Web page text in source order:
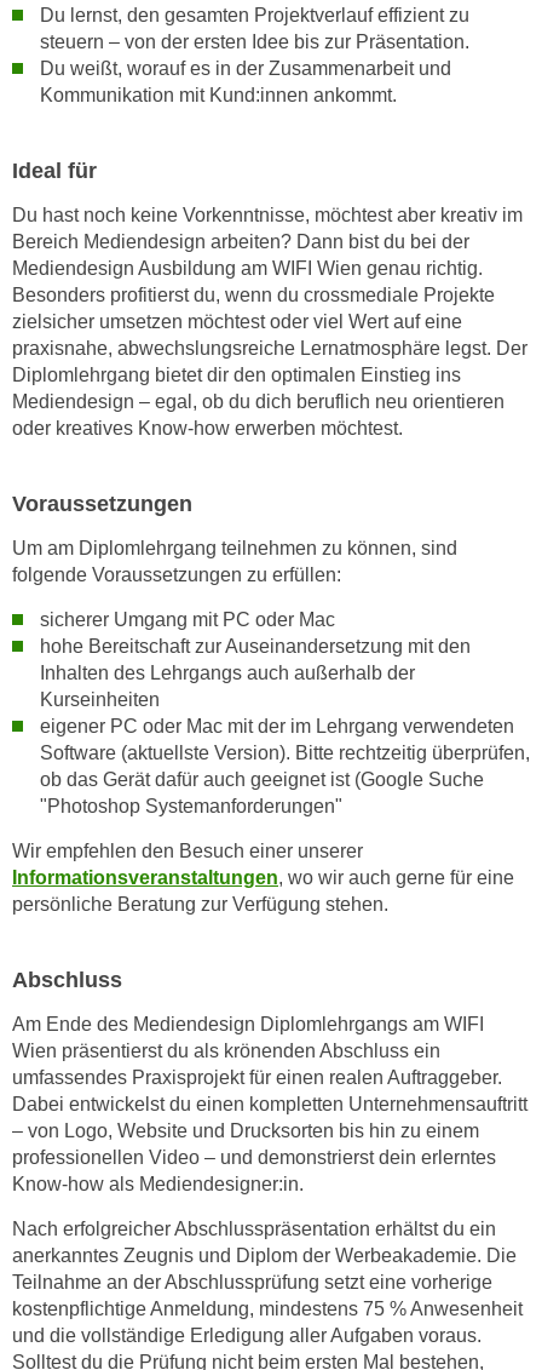
Du lernst, den gesamten Projektverlauf effizient zu
steuern – von der ersten Idee bis zur Präsentation.
Du weißt, worauf es in der Zusammenarbeit und
Kommunikation mit Kund:innen ankommt.
Ideal für
Du hast noch keine Vorkenntnisse, möchtest aber kreativ im
Bereich Mediendesign arbeiten? Dann bist du bei der
Mediendesign Ausbildung am WIFI Wien genau richtig.
Besonders profitierst du, wenn du crossmediale Projekte
zielsicher umsetzen möchtest oder viel Wert auf eine
praxisnahe, abwechslungsreiche Lernatmosphäre legst. Der
Diplomlehrgang bietet dir den optimalen Einstieg ins
Mediendesign – egal, ob du dich beruflich neu orientieren
oder kreatives Know-how erwerben möchtest.
Voraussetzungen
Um am Diplomlehrgang teilnehmen zu können, sind
folgende Voraussetzungen zu erfüllen:
sicherer Umgang mit PC oder Mac
hohe Bereitschaft zur Auseinandersetzung mit den
Inhalten des Lehrgangs auch außerhalb der
Kurseinheiten
eigener PC oder Mac mit der im Lehrgang verwendeten
Software (aktuellste Version). Bitte rechtzeitig überprüfen,
ob das Gerät dafür auch geeignet ist (Google Suche
"Photoshop Systemanforderungen"
Wir empfehlen den Besuch einer unserer
Informationsveranstaltungen, wo wir auch gerne für eine
persönliche Beratung zur Verfügung stehen.
Abschluss
Am Ende des Mediendesign Diplomlehrgangs am WIFI
Wien präsentierst du als krönenden Abschluss ein
umfassendes Praxisprojekt für einen realen Auftraggeber.
Dabei entwickelst du einen kompletten Unternehmensauftritt
– von Logo, Website und Drucksorten bis hin zu einem
professionellen Video – und demonstrierst dein erlerntes
Know-how als Mediendesigner:in.
Nach erfolgreicher Abschlusspräsentation erhältst du ein
anerkanntes Zeugnis und Diplom der Werbeakademie. Die
Teilnahme an der Abschlussprüfung setzt eine vorherige
kostenpflichtige Anmeldung, mindestens 75 % Anwesenheit
und die vollständige Erledigung aller Aufgaben voraus.
Solltest du die Prüfung nicht beim ersten Mal bestehen,
d
m
r
i
e
r
l
e
v
a
e
I
n
a
e
z
e
e
.
m
h
n
n
d
a
r
ü
n
z
m
m
e
n
,
g
e
g
n
h
r
u
d
i
e
o
k
i
e
s
r
o
b
e
n
e